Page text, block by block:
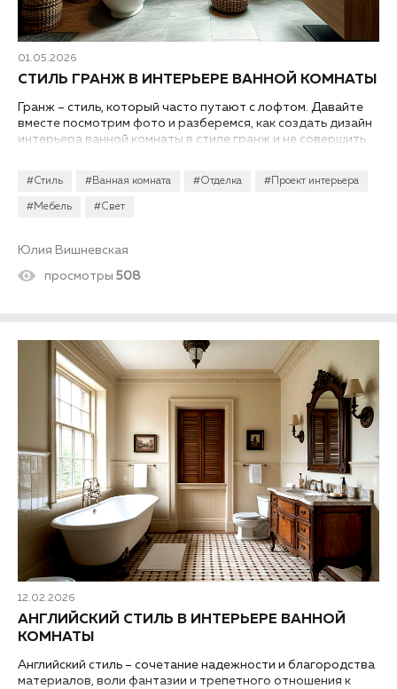
01.05.2026
#Стиль #Ванная комната #Отделка #Проект интерьера
#Мебель #Свет
СТИЛЬ ГРАНЖ В ИНТЕРЬЕРЕ ВАННОЙ КОМНАТЫ
Гранж – стиль, который часто путают с лофтом. Давайте
вместе посмотрим фото и разберемся, как создать дизайн
интерьера ванной комнаты в стиле гранж и не совершить
Юлия Вишневская
просмотры 508
12.02.2026
АНГЛИЙСКИЙ СТИЛЬ В ИНТЕРЬЕРЕ ВАННОЙ
КОМНАТЫ
Английский стиль – сочетание надежности и благородства
материалов, воли фантазии и трепетного отношения к